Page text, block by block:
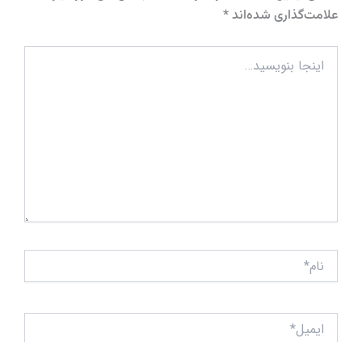
علامت‌گذاری شده‌اند*
بنویسید…
ایمیل*